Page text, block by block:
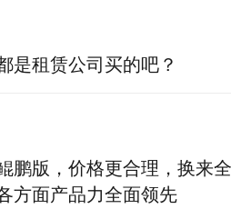
是租赁公司买的吧？
鹏版，价格更合理，换来
方面产品力全面领先